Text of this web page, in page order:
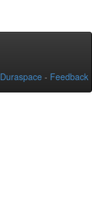
Duraspace - Feedback